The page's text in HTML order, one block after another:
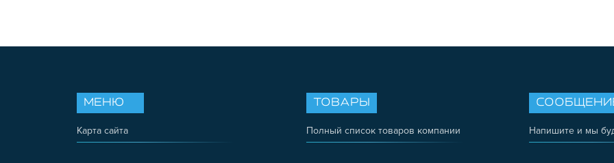
Напишите и мы
ТОВАРЫ
Полный список товаров компании
МЕНЮ
Карта сайта